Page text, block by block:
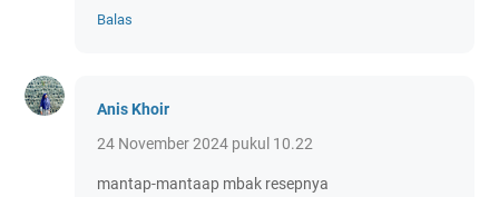
Balas
Anis Khoir
24 November 2024 pukul 10.22
mantap-mantaap mbak resepnya